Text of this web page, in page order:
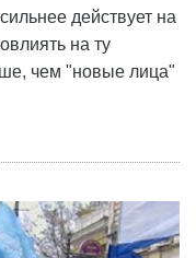
действует на
на ту
чем "новые лица"